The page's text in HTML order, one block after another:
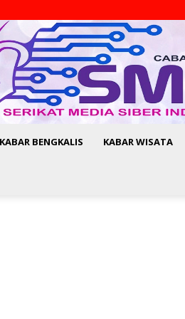
KABAR BENGKALIS KABAR WISATA